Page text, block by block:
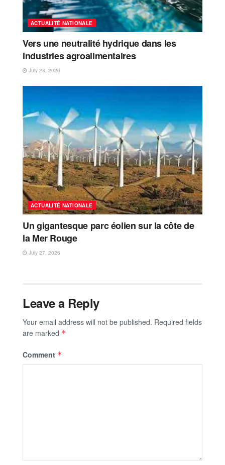
ACTUALITÉ NATIONALE
Vers une neutralité hydrique dans les
industries agroalimentaires
July 28, 2026
ACTUALITÉ NATIONALE
Un gigantesque parc éolien sur la côte de
la Mer Rouge
July 27, 2026
Leave a Reply
Your email address will not be published. Required fields
are marked *
Comment *